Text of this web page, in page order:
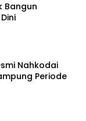
Bangun
Nahkodai
Periode